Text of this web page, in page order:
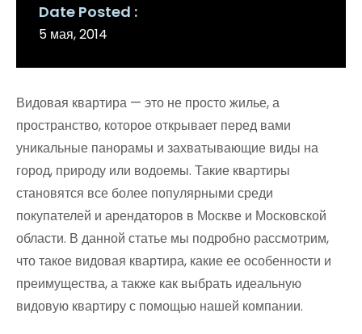
Date Posted
5 мая, 2014
Видовая квартира — это не просто жилье, а
пространство, которое открывает перед вами
уникальные панорамы и захватывающие виды на
город, природу или водоемы. Такие квартиры
становятся все более популярными среди
покупателей и арендаторов в Москве и Московской
области. В данной статье мы подробно рассмотрим,
что такое видовая квартира, какие ее особенности и
преимущества, а также как выбрать идеальную
видовую квартиру с помощью нашей компании.